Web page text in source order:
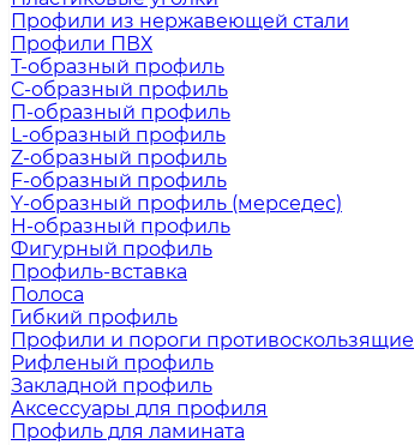
Профили из нержавеющей стали
Профили ПВХ
Т-образный профиль
С-образный профиль
П-образный профиль
L-образный профиль
Z-образный профиль
F-образный профиль
Y-образный профиль (мерседес)
H-образный профиль
Фигурный профиль
Профиль-вставка
Полоса
Гибкий профиль
Профили и пороги противоскользящие
Рифленый профиль
Закладной профиль
Аксессуары для профиля
Профиль для ламината